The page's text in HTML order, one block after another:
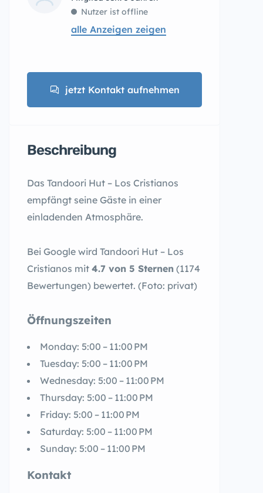
Nutzer ist offline
alle Anzeigen zeigen
jetzt Kontakt aufnehmen
Beschreibung
Das Tandoori Hut – Los Cristianos
empfängt seine Gäste in einer
einladenden Atmosphäre.
Bei Google wird Tandoori Hut – Los
Cristianos mit 4.7 von 5 Sternen (1174
Bewertungen) bewertet. (Foto: privat)
Öffnungszeiten
Monday: 5:00 – 11:00 PM
Tuesday: 5:00 – 11:00 PM
Wednesday: 5:00 – 11:00 PM
Thursday: 5:00 – 11:00 PM
Friday: 5:00 – 11:00 PM
Saturday: 5:00 – 11:00 PM
Sunday: 5:00 – 11:00 PM
Kontakt